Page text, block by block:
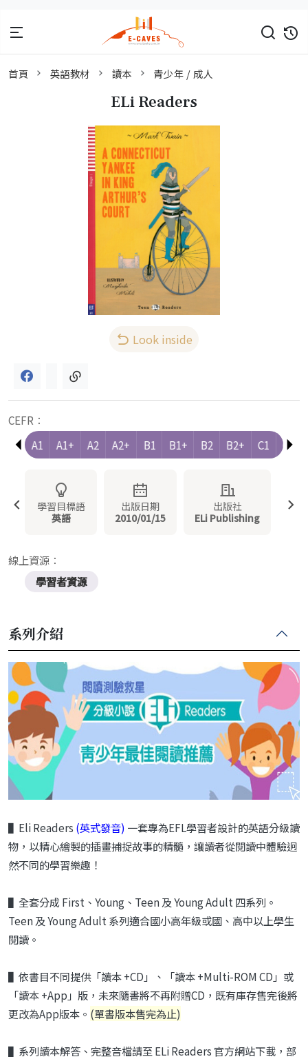
首頁 英語教材 讀本 青少年 / 成人
ELi Readers
Look inside
CEFR：
A1
A1 A1+ A2 A2+ B1 B1+ B2 B2+ C1 C1+
學習目標語
英語
出版日期
2010/01/15
出版社
ELi Publishing
線上資源：
學習者資源
系列介紹
▌Eli Readers (英式發音) 一套專為EFL學習者設計的英語分級讀
物，以精心繪製的插畫捕捉故事的精髓，讓讀者從閱讀中體驗迥
然不同的學習樂趣！
▌ 全套分成 First 、 Young 、 Teen 及Young Adult 四系列。
Teen 及Young Adult 系列適合國小高年級或國、高中以上學生
閱讀。
▌依書目不同提供「讀本 +CD」、「讀本 +Multi-ROM CD」或
「讀本 +App」版，未來隨書將不再附贈CD，既有庫存售完後將
更改為App版本。 (單書版本售完為止)
▌系列讀本解答、完整音檔請至 ELi Readers 官方網站下載，部